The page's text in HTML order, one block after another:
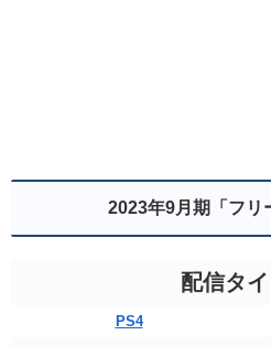
2023年9月期「フリ
配信タ
PS4